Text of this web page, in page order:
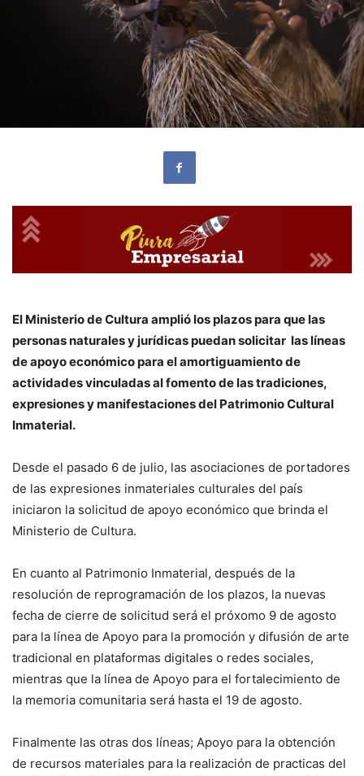
El Ministerio de Cultura amplió los plazos para que las
personas naturales y jurídicas puedan solicitar las líneas
de apoyo económico para el amortiguamiento de
actividades vinculadas al fomento de las tradiciones,
expresiones y manifestaciones del Patrimonio Cultural
Inmaterial.
Desde el pasado 6 de julio, las asociaciones de portadores
de las expresiones inmateriales culturales del país
iniciaron la solicitud de apoyo económico que brinda el
Ministerio de Cultura.
En cuanto al Patrimonio Inmaterial, después de la
resolución de reprogramación de los plazos, la nuevas
fecha de cierre de solicitud será el próxomo 9 de agosto
para la línea de Apoyo para la promoción y difusión de arte
tradicional en plataformas digitales o redes sociales,
mientras que la línea de Apoyo para el fortalecimiento de
la memoria comunitaria será hasta el 19 de agosto.
Finalmente las otras dos líneas; Apoyo para la obtención
de recursos materiales para la realización de practicas del